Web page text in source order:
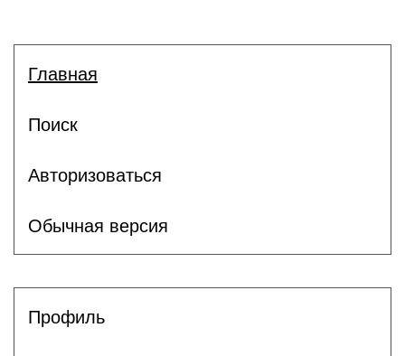
Главная
Поиск
Авторизоваться
Обычная версия
Профиль